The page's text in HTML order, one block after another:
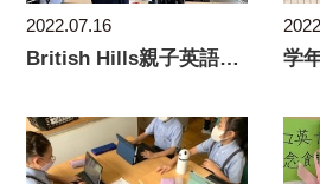
2022.07.16
British Hills親子英語合宿の説明会